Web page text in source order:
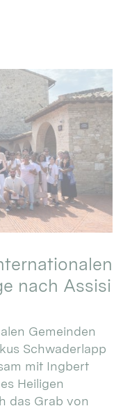
nach Assisi
Gemeinden
Schwaderlapp
mit Ingbert
Heiligen
das Grab von